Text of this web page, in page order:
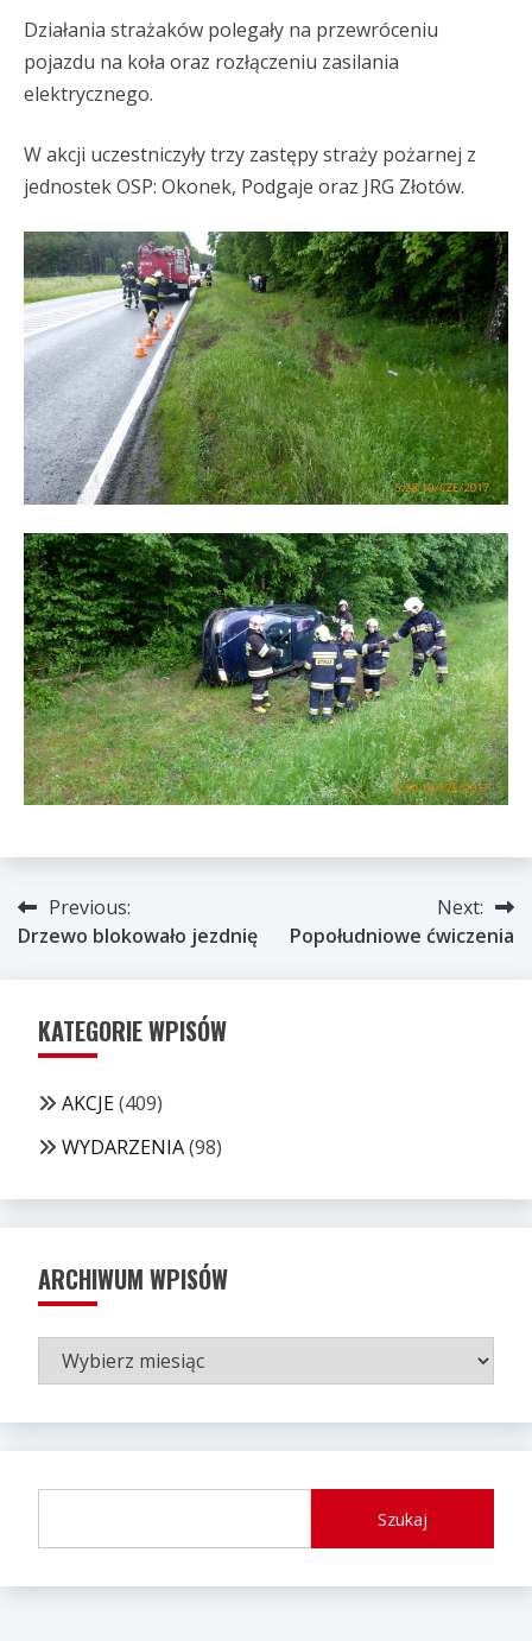
Działania strażaków polegały na przewróceniu
pojazdu na koła oraz rozłączeniu zasilania
elektrycznego.
W akcji uczestniczyły trzy zastępy straży pożarnej z
jednostek OSP: Okonek, Podgaje oraz JRG Złotów.
Nawigacja
wpisu
Previous:
Drzewo blokowało jezdnię
Next:
Popołudniowe ćwiczenia
KATEGORIE WPISÓW
AKCJE(409)
WYDARZENIA(98)
ARCHIWUM WPISÓW
ARCHIWUM
WPISÓW
Szukaj